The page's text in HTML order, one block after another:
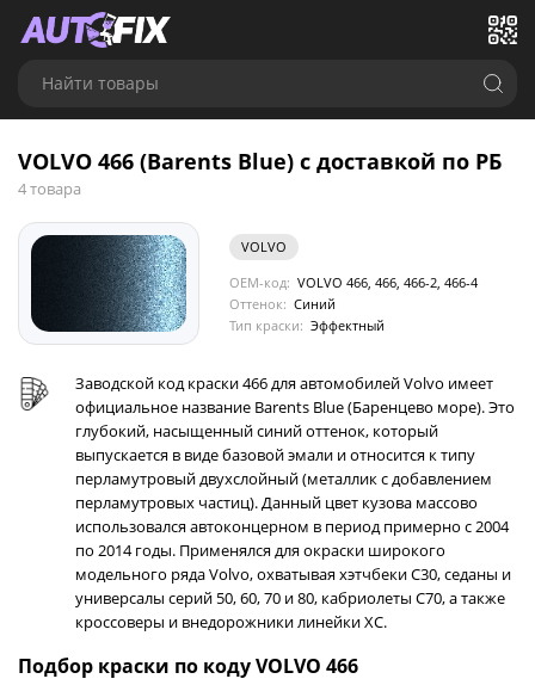
Найти товары
VOLVO 466 (Barents Blue) с доставкой по РБ
4 товара
VOLVO
OEM-код: VOLVO 466, 466, 466-2, 466-4
Оттенок: Синий
Тип краски: Эффектный
Заводской код краски 466 для автомобилей Volvo имеет
официальное название Barents Blue (Баренцево море). Это
глубокий, насыщенный синий оттенок, который
выпускается в виде базовой эмали и относится к типу
перламутровый двухслойный (металлик с добавлением
перламутровых частиц). Данный цвет кузова массово
использовался автоконцерном в период примерно с 2004
по 2014 годы. Применялся для окраски широкого
модельного ряда Volvo, охватывая хэтчбеки C30, седаны и
универсалы серий 50, 60, 70 и 80, кабриолеты C70, а также
кроссоверы и внедорожники линейки XC.
Подбор краски по коду VOLVO 466